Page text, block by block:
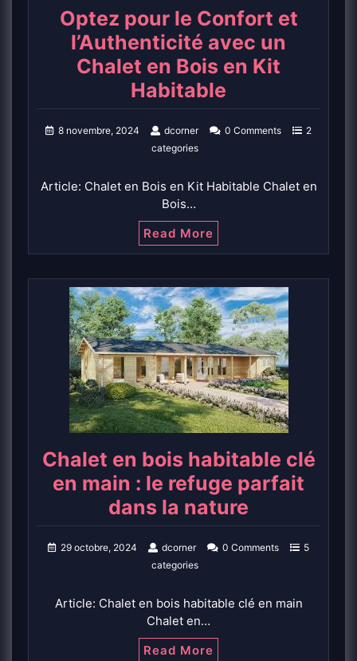
Optez pour le Confort et
l’Authenticité avec un
Chalet en Bois en Kit
Habitable
8 novembre, 2024 dcorner 0 Comments
2
categories
Article: Chalet en Bois en Kit Habitable Chalet en
Bois…
Read More
Chalet en bois habitable clé
en main : le refuge parfait
dans la nature
29 octobre, 2024 dcorner 0 Comments
5
categories
Article: Chalet en bois habitable clé en main
Chalet en…
Read More